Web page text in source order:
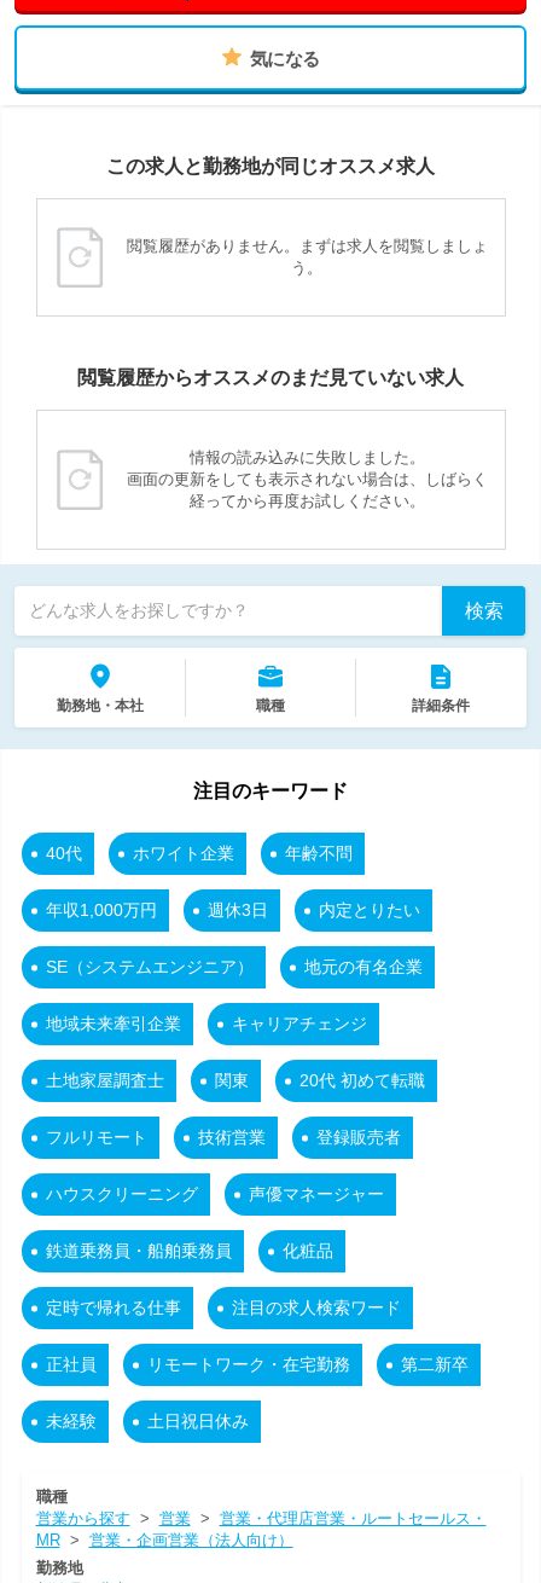
気になる
この求人と勤務地が同じオススメ求人
閲覧履歴がありません。まずは求人を閲覧しましょ
う。
閲覧履歴からオススメのまだ見ていない求人
情報の読み込みに失敗しました。
画面の更新をしても表示されない場合は、しばらく
経ってから再度お試しください。
どんな求人をお探しですか？ 検索
勤務地・本社 職種 詳細条件
注目のキーワード
40代 ホワイト企業 年齢不問
年収1,000万円 週休3日 内定とりたい
SE（システムエンジニア） 地元の有名企業
地域未来牽引企業 キャリアチェンジ
土地家屋調査士 関東 20代 初めて転職
フルリモート 技術営業 登録販売者
ハウスクリーニング 声優マネージャー
鉄道乗務員・船舶乗務員 化粧品
定時で帰れる仕事 注目の求人検索ワード
正社員 リモートワーク・在宅勤務 第二新卒
未経験 土日祝日休み
職種
営業から探す > 営業> 営業・代理店営業・ルートセールス・
MR> 営業・企画営業（法人向け）
勤務地